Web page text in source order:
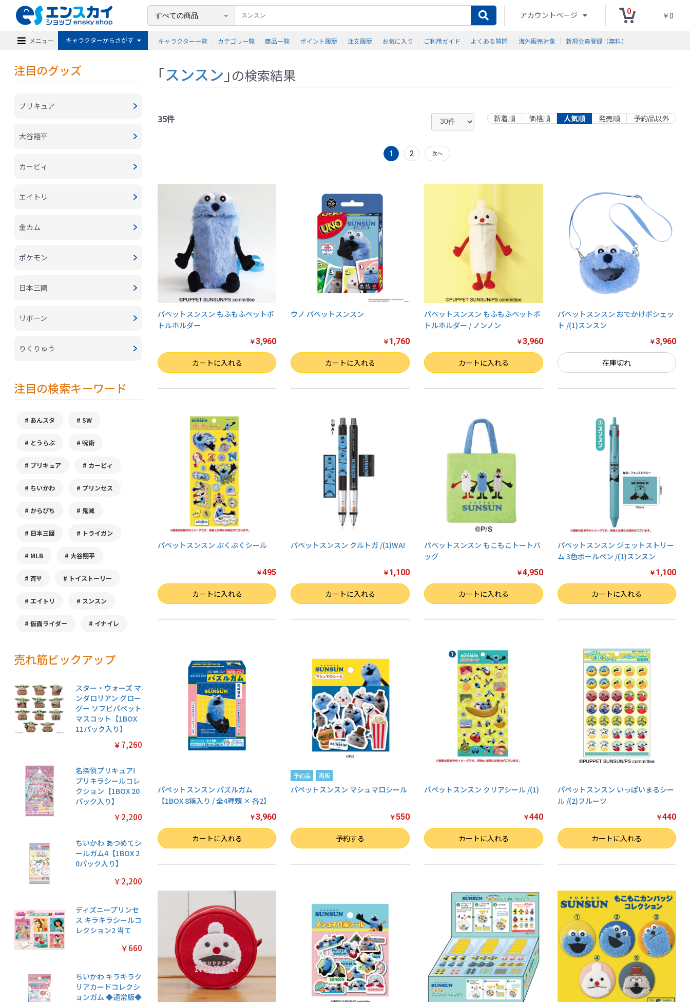
アカウントページ 0
￥0
メニュー キャラクターからさがす キャラクター一覧 カテゴリ一覧 商品一覧 ポイント履歴 注文履歴 お気に入り ご利用ガイド よくある質問 海外販売対象 新規会員登録（無料）
注目のグッズ
プリキュア
大谷翔平
カービィ
エイトリ
金カム
ポケモン
日本三國
リボーン
りくりゅう
注目の検索キーワード
あんスタ SW
とうらぶ 呪術
プリキュア カービィ
ちいかわ プリンセス
からぴち 鬼滅
日本三國 トライガン
MLB 大谷翔平
斉Ψ トイストーリー
エイトリ スンスン
仮面ライダー イナイレ
売れ筋ピックアップ
スター・ウォーズ マ
ンダロリアン グロー
グー ソフビパペット
マスコット【1BOX
11パック入り】
￥7,260
名探偵プリキュア!
プリキラシールコレ
クション【1BOX 20
パック入り】
￥2,200
ちいかわ あつめてシ
ールガム4【1BOX 2
0パック入り】
￥2,200
ディズニープリンセ
ス キラキラシールコ
レクション2 当て
￥660
ちいかわ キラキラク
リアカードコレクシ
ョンガム ◆通常版◆
「スンスン 」の検索結果
35件 新着順 価格順 人気順 発売順 予約品以外
1 2 次へ
パペットスンスン もふもふペットボ
トルホルダー
￥3,960
数量 カートに入れる
ウノ パペットスンスン
￥ 1,760
数量 カートに入れる
パペットスンスン もふもふペットボ
トルホルダー / ノンノン
￥3,960
数量 カートに入れる
パペットスンスン おでかけポシェッ
ト /(1)スンスン
￥3,960
在庫切れ
パペットスンスン ぷくぷくシール
￥495
数量 カートに入れる
パペットスンスン クルトガ /(1)WA!
￥ 1,100
数量 カートに入れる
パペットスンスン もこもこトートバ
ッグ
￥4,950
数量 カートに入れる
パペットスンスン ジェットストリー
ム 3色ボールペン /(1)スンスン
￥ 1,100
数量 カートに入れる
パペットスンスン パズルガム
【1BOX 8箱入り / 全4種類 × 各2】
￥3,960
数量 カートに入れる
予約品 再販
パペットスンスン マシュマロシール
￥550
数量 予約する
パペットスンスン クリアシール /(1)
￥440
数量 カートに入れる
パペットスンスン いっぱいまるシー
ル /(2)フルーツ
￥440
数量 カートに入れる